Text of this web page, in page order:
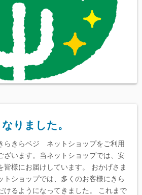
りました。
らきらベジ ネットショップをご利用
ざいます。当ネットショップでは、安
皆様にお届けしています。 おかげさま
ショップでは、多くのお客様にきら
けるようになってきました。 これまで